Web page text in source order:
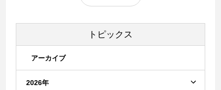
トピックス
アーカイブ
2026年